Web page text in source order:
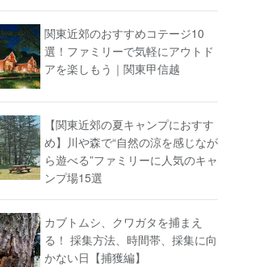
関東近郊のおすすめコテージ10
選！ファミリーで気軽にアウトド
アを楽しもう｜関東甲信越
【関東近郊の夏キャンプにおすす
め】川や森で“自然の涼を感じなが
ら遊べる”ファミリーに人気のキャ
ンプ場15選
カブトムシ、クワガタを捕まえ
る！ 採集方法、時間帯、採集に向
かない日【捕獲編】